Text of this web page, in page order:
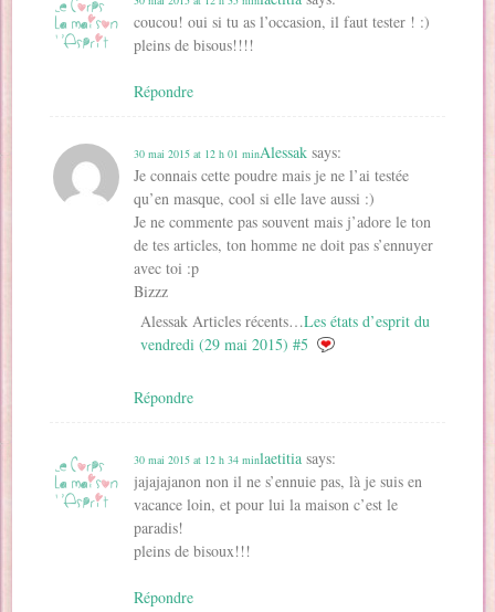
coucou! oui si tu as l’occasion, il faut tester ! :)
pleins de bisous!!!!
Répondre
Alessak says:
30 mai 2015 at 12 h 01 min
Je connais cette poudre mais je ne l’ai testée
qu’en masque, cool si elle lave aussi :)
Je ne commente pas souvent mais j’adore le ton
de tes articles, ton homme ne doit pas s’ennuyer
avec toi :p
Bizzz
Alessak Articles récents…Les états d’esprit du
vendredi (29 mai 2015) #5
Répondre
laetitia says:
30 mai 2015 at 12 h 34 min
jajajajanon non il ne s’ennuie pas, là je suis en
vacance loin, et pour lui la maison c’est le
paradis!
pleins de bisoux!!!
Répondre